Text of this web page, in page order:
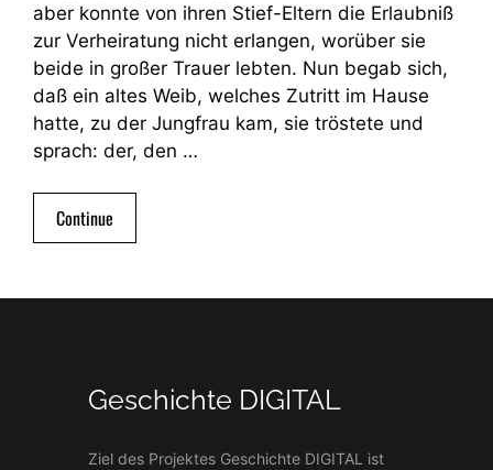
aber konnte von ihren Stief-Eltern die Erlaubniß
zur Verheiratung nicht erlangen, worüber sie
beide in großer Trauer lebten. Nun begab sich,
daß ein altes Weib, welches Zutritt im Hause
hatte, zu der Jungfrau kam, sie tröstete und
sprach: der, den …
Continue
Geschichte DIGITAL
Ziel des Projektes Geschichte DIGITAL ist